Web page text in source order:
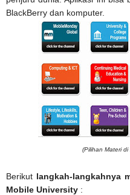
BlackBerry dan komputer.
(Pilihan Materi di
Berikut langkah-langkahnya
Mobile University :